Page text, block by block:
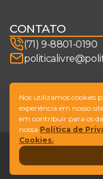
CONTATO
(71) 9-8801-0190
SIGA-NOS
© Copyright
Nós utilizamos cookies
experiência em nosso
em contribuir para os
nossa Política de
Cookies.